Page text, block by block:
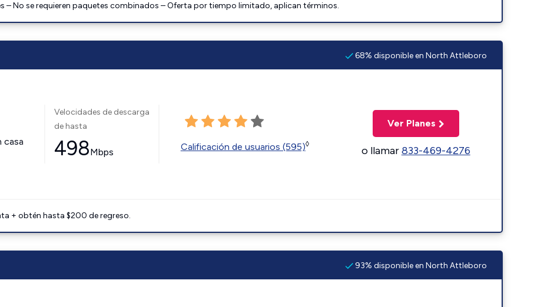
– No se requieren paquetes combinados – Oferta por tiempo limitado, aplican términos.
68% disponible en North Attleboro
casa
Velocidades de descarga
de hasta
498Mbps Calificación de usuarios (595)◊
Ver Planes
o llamar833-469-4276
+ obtén hasta $200 de regreso.
93% disponible en North Attleboro